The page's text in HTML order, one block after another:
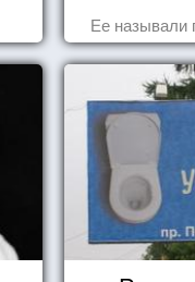
Ее называли